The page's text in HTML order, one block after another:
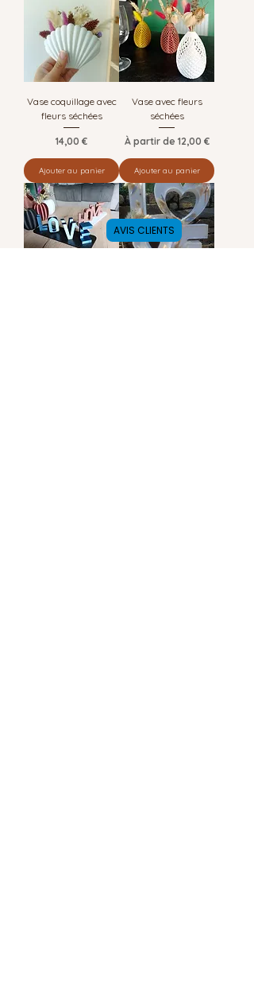
Vase coquillage avec
fleurs séchées
Prix
14,00 €
Ajouter au panier
Vase avec fleurs
séchées
À partir de 12,00 €
Prix promotionnel
Ajouter au panier
AVIS CLIENTS